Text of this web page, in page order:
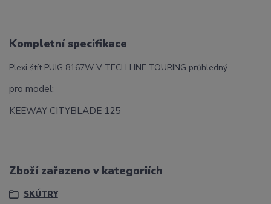
Kompletní specifikace
Plexi štít PUIG 8167W V-TECH LINE TOURING průhledný
pro model:
KEEWAY CITYBLADE 125
Zboží zařazeno v kategoriích
SKÚTRY